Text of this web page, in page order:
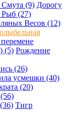
(9) Дорогу
(27)
Весов (12)
(5) Рождение
(26)
усмешки (40)
(20)
Тигр